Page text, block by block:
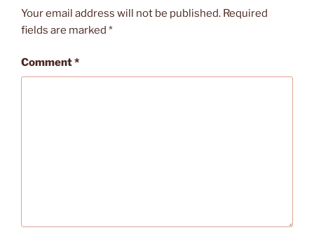
Your email address will not be published. Required
fields are marked *
Comment*